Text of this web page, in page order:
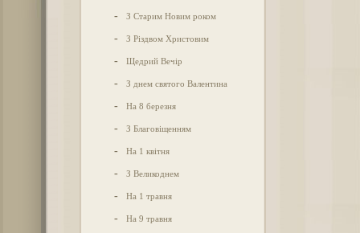
- З Старим Новим роком
- З Різдвом Христовим
- Щедрий Вечір
- З днем святого Валентина
- На 8 березня
- З Благовіщенням
- На 1 квітня
- З Великоднем
- На 1 травня
- На 9 травня